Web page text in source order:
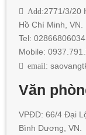
Add:2771/3/20
Hồ Chí Minh , VN.
Tel: 02866806034
Mobile:
email:
Văn
VPĐD: 66/4 Đại
Bình Dương, VN.